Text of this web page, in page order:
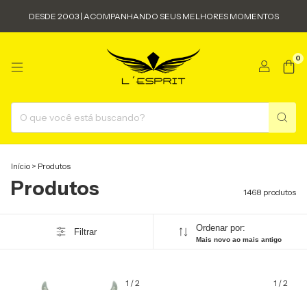
DESDE 2003 | ACOMPANHANDO SEUS MELHORES MOMENTOS
0
Início > Produtos
Produtos 1468 produtos
Filtrar Ordenar por:
Mais novo ao mais antigo
1 /2 1 /2